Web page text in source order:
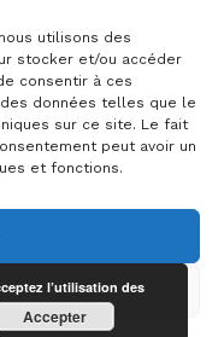
utilisons des
stocker et/ou accéder
consentir à ces
données telles que le
sur ce site. Le fait
peut avoir un
et fonctions.
l’utilisation des
Accepter